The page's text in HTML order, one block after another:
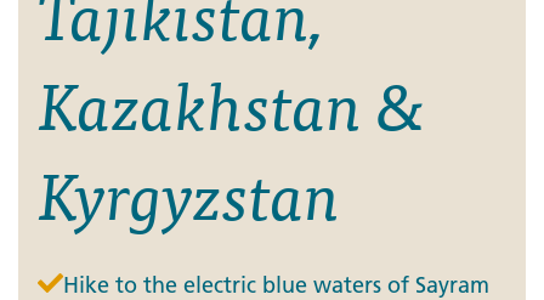
Kazakhstan &
Kyrgyzstan
Hike to the electric blue waters of Sayram